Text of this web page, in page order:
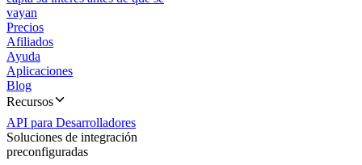
vayan
Precios
Afiliados
Ayuda
Aplicaciones
Blog
Recursos
API para Desarrolladores
Soluciones de integración
preconfiguradas